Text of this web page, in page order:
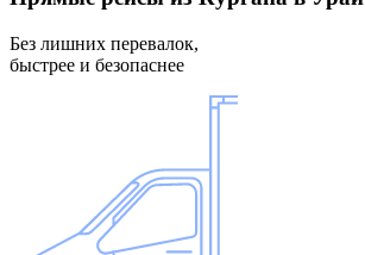
Без лишних перевалок,
быстрее и безопаснее